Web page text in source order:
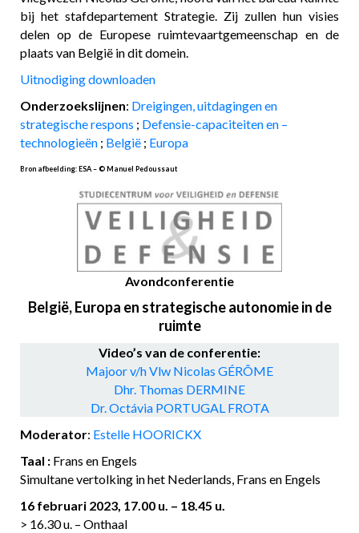
bij het stafdepartement Strategie. Zij zullen hun visies
delen op de Europese ruimtevaartgemeenschap en de
plaats van België in dit domein.
Uitnodiging downloaden
Onderzoekslijnen: Dreigingen, uitdagingen en
strategische respons ; Defensie-capaciteiten en –
technologieën ; België ; Europa
Bron afbeelding: ESA –©Manuel Pedoussaut
Avondconferentie
België, Europa en strategische autonomie in de
ruimte
Video’s van de conferentie:
Majoor v/h Vlw Nicolas GÉRÔME
Dhr. Thomas DERMINE
Dr. Octávia PORTUGAL FROTA
Moderator: Estelle HOORICKX
Taal : Frans en Engels
Simultane vertolking in het Nederlands, Frans en Engels
16 februari 2023, 17.00 u. – 18.45 u.
> 16.30 u. – Onthaal